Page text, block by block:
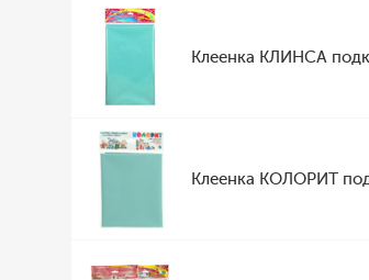
Клеенка КЛИНСА
Клеенка КОЛОРИТ